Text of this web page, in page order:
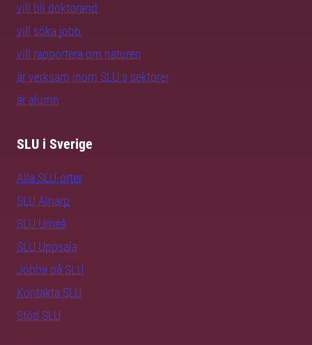
vill bli doktorand
vill söka jobb
vill rapportera om naturen
är verksam inom SLU:s sektorer
är alumn
SLU i Sverige
Alla SLU-orter
SLU Alnarp
SLU Umeå
SLU Uppsala
Jobba på SLU
Kontakta SLU
Stöd SLU